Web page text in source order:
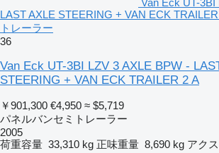
LAST AXLE STEERING + VAN ECK
トレーラー
36
Van Eck UT-3BI LZV 3 AXLE BPW -
STEERING + VAN ECK TRAILER 2 A
￥901,300 €4,950 ≈ $5,719
パネルバンセミトレーラー
2005
荷重容量 33,310 kg 正味重量 8,690 kg アク